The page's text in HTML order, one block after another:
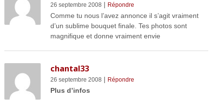
26 septembre 2008 | Répondre
Comme tu nous l’avez annonce il s’agit vraiment
d’un sublime bouquet finale. Tes photos sont
magnifique et donne vraiment envie
chantal33
26 septembre 2008 | Répondre
Plus d’infos